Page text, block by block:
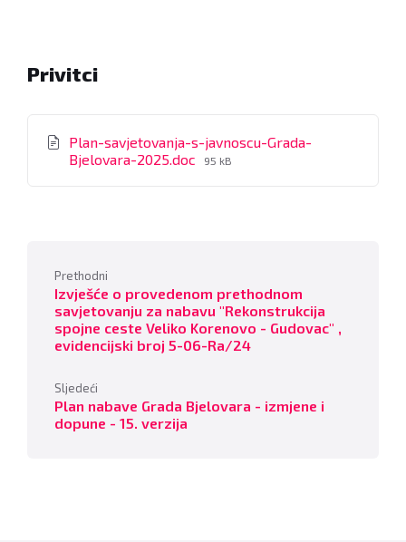
Privitci
Plan-savjetovanja-s-javnoscu-Grada-
Bjelovara-2025.doc File
95 kB
Prethodni
Izvješće o provedenom prethodnom
savjetovanju za nabavu "Rekonstrukcija
spojne ceste Veliko Korenovo - Gudovac" ,
evidencijski broj 5-06-Ra/24
Sljedeći
Plan nabave Grada Bjelovara - izmjene i
dopune - 15. verzija